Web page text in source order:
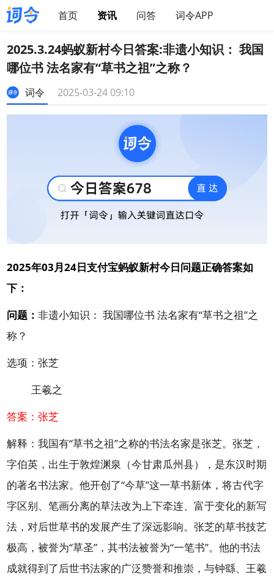
首页 资讯 问答 词令APP
2025.3.24蚂蚁新村今日答案:非遗小知识： 我国
哪位书 法名家有“草书之祖”之称？
词令 2025-03-24 09:10
2025年03月24日支付宝蚂蚁新村今日问题正确答案如
下：
问题：非遗小知识： 我国哪位书 法名家有“草书之祖”之
称？
选项：张芝
王羲之
答案：张芝
解释：我国有“草书之祖”之称的书法名家是张芝。张芝，
字伯英，出生于敦煌渊泉（今甘肃瓜州县），是东汉时期
的著名书法家。他开创了“今草”这一草书新体，将古代字
字区别、笔画分离的草法改为上下牵连、富于变化的新写
法，对后世草书的发展产生了深远影响。张芝的草书技艺
极高，被誉为“草圣”，其书法被誉为“一笔书”。他的书法
成就得到了后世书法家的广泛赞誉和推崇，与钟繇、王羲